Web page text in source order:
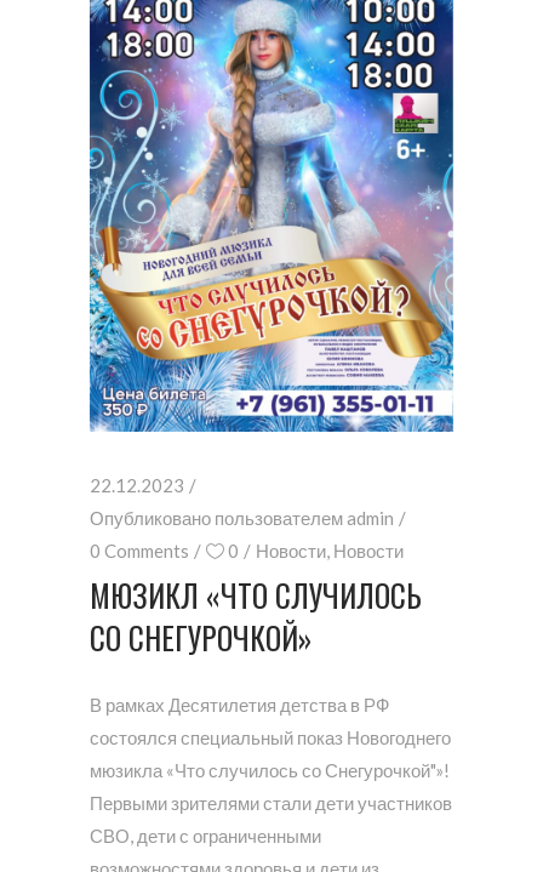
22.12.2023
Опубликовано пользователемadmin
0 Comments
0 Новости, Новости
МЮЗИКЛ «ЧТО СЛУЧИЛОСЬ
СО СНЕГУРОЧКОЙ»
В рамках Десятилетия детства в РФ
состоялся специальный показ Новогоднего
мюзикла «Что случилось со Снегурочкой"»!
Первыми зрителями стали дети участников
СВО, дети с ограниченными